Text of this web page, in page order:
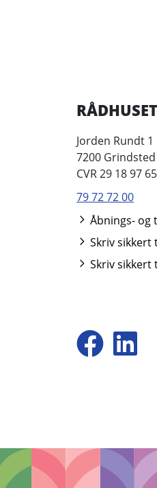
RÅDHUSET
Jorden Rundt 1
7200 Grindsted
CVR 29 18 97 65
79 72 72 00
Åbnings- og
Skriv sikkert
Skriv sikkert